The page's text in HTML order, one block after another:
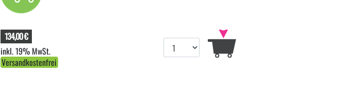
134,00 €
inkl. 19% MwSt.
Versandkostenfrei